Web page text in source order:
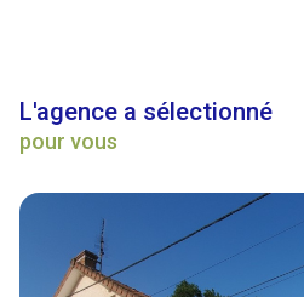
L'agence a sélectionné
pour vous